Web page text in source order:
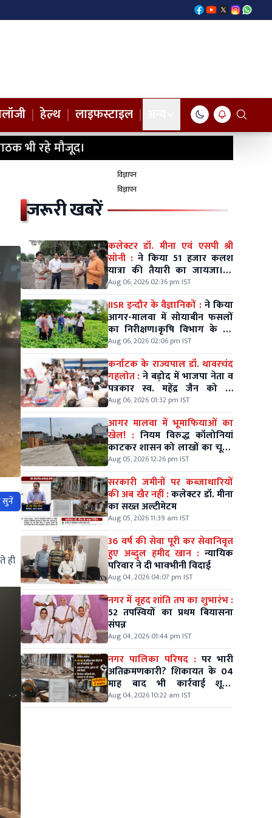
| हेल्थ | लाइफस्टाइल |
भी रहे मौजूद।
सुनें
ही
विज्ञापन
विज्ञापन
जरूरी खबरें
कलेक्टर डॉ. मीना एवं एसपी श्री
सोनी : ने किया 51 हजार कलश
यात्रा की तैयारी का जायजा।10
अगस्त को विधायक श्री मधु गहलोत
के नेतृत्व में निकलेगी विशाल कलश
यात्रा।
Aug 06, 2026 02:36 pm IST
IISR इन्दौर के वैज्ञानिकों :ने किया
आगर-मालवा में सोयाबीन फसलों
का निरीक्षण।कृषि विभाग के उप
संचालक गोपेश पाठक भी रहे
मौजूद।
Aug 06, 2026 02:06 pm IST
कर्नाटक के राज्यपाल डॉ. थावरचंद
गहलोत :ने बड़ोद में भाजपा नेता व
पत्रकार स्व. महेंद्र जैन को दी
श्रद्धांजलि।
Aug 06, 2026 01:32 pm IST
आगर मालवा में भूमाफियाओं का
खेल! : नियम विरुद्ध कॉलोनियां
काटकर शासन को लाखों का चूना,
जिम्मेदारों की चुप्पी पर सवाल
Aug 05, 2026 12:26 pm IST
सरकारी जमीनों पर कब्जाधारियों
की अब खैर नहीं :कलेक्टर डॉ. मीना
का सख्त अल्टीमेटम
Aug 05, 2026 11:39 am IST
36 वर्ष की सेवा पूरी कर सेवानिवृत्त
हुए अब्दुल हमीद खान : न्यायिक
परिवार ने दी भावभीनी विदाई
Aug 04, 2026 04:07 pm IST
नगर में वृहद शांति तप का शुभारंभ :
52 तपस्वियों का प्रथम बियासना
संपन्न
Aug 04, 2026 01:44 pm IST
नगर पालिका परिषद : पर भारी
अतिक्रमणकारी? शिकायत के 04
माह बाद भी कार्रवाई शून्य,
वार्डवासियों में आक्रोश
Aug 04, 2026 10:22 am IST